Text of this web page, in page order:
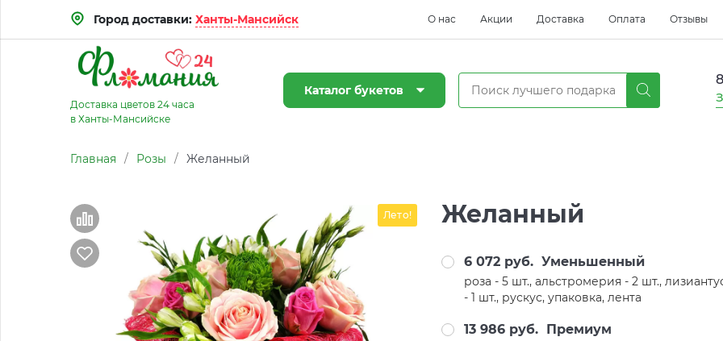
Город доставки: Ханты-Мансийск О нас Акции Доставка Оплата Отзывы
Доставка цветов 24 часа
в Ханты-Мансийске
Каталог букетов
Главная / Розы / Желанный
Лето! Желанный
6 072 руб. Уменьшенный
роза - 5 шт., альстромерия - 2 шт.,
- 1 шт., рускус, упаковка, лента
13 986 руб. Премиум